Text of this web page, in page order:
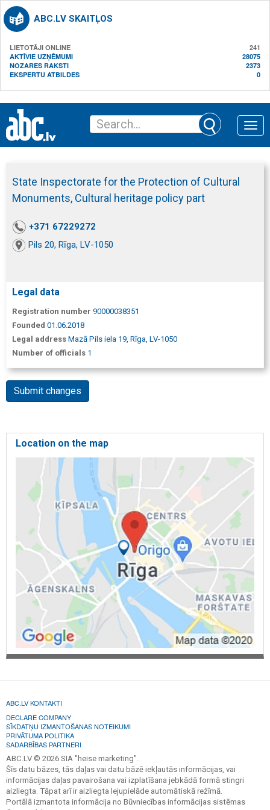
ABC.LV SKAITĻOS
LIETOTĀJI ONLINE
241
AKTĪVIE UZŅĒMUMI
28075
NOZARES RAKSTI
2373
EKSPERTU ATBILDES
0
Toggle
State Inspectorate for the Protection of Cultural
Monuments, Cultural heritage policy part
+371 67229272
Pils 20, Rīga, LV-1050
Legal data
Registration number 90000038351
Founded 01.06.2018
Legal address Mazā Pils iela 19, Rīga, LV-1050
Number of officials 1
Submit changes
Location on the map
ABC.LV KONTAKTI
DECLARE COMPANY
SĪKDATŅU IZMANTOŠANAS NOTEIKUMI
PRIVĀTUMA POLITIKA
SADARBĪBAS PARTNERI
ABC.LV © 2026 SIA "heise marketing".
Šīs datu bāzes, tās daļas vai datu bāzē iekļautās informācijas, vai
informācijas daļas pavairošana vai izplatīšana jebkādā formā stingri
aizliegta. Tāpat arī ir aizliegta lejupielāde automātiskā režīmā.
Portālā izmantota informācija no Būvniecības informācijas sistēmas